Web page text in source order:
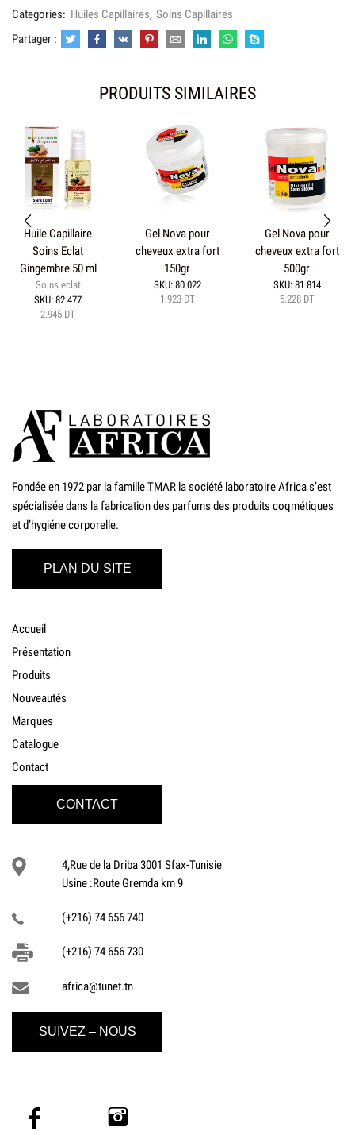
ml
Categories: Huiles Capillaires, Soins Capillaires
Partager :
PRODUITS SIMILAIRES
Huile Capillaire
Soins Eclat
Gingembre 50 ml
Soins eclat
SKU:82 477
2.945 DT
Gel Nova pour
cheveux extra fort
150gr
SKU: 80 022
1.923 DT
Gel Nova pour
cheveux extra fort
500gr
SKU: 81 814
5.228 DT
Fondée en 1972 par la famille TMAR la société laboratoire Africa s’est
spécialisée dans la fabrication des parfums des produits coqmétiques
et d’hygiéne corporelle.
PLAN DU SITE
Accueil
Présentation
Produits
Nouveautés
Marques
Catalogue
Contact
CONTACT
4,Rue de la Driba 3001 Sfax-Tunisie
Usine :Route Gremda km 9
(+216) 74 656 740
(+216) 74 656 730
africa@tunet.tn
SUIVEZ – NOUS